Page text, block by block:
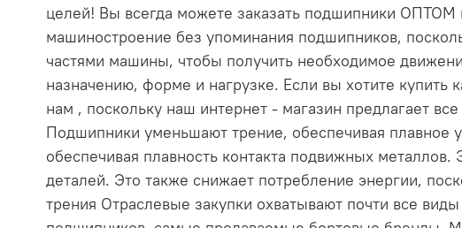
целей! Вы всегда можете заказать подшипники
машиностроение без упоминания подшипников,
частями машины, чтобы получить необходимое
назначению, форме и нагрузке. Если вы хотите купить
нам , поскольку наш интернет - магазин предлагает
Подшипники уменьшают трение, обеспечивая плавное
обеспечивая плавность контакта подвижных
деталей. Это также снижает потребление энергии,
трения Отраслевые закупки охватывают почти все